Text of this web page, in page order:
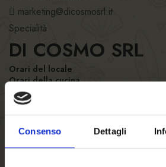
Consenso Dettagli
marketing@dicosmosrl.it
Specialità
DI COSMO SRL
Orari del locale
Orari della cucina
Numero posti